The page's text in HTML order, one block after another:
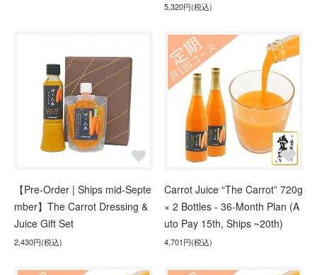
5,320円(税込)
【Pre-Order | Ships mid-Septe
mber】The Carrot Dressing &
Juice Gift Set
2,430円(税込)
Carrot Juice “The Carrot” 720g
× 2 Bottles - 36-Month Plan (A
uto Pay 15th, Ships ~20th)
4,701円(税込)